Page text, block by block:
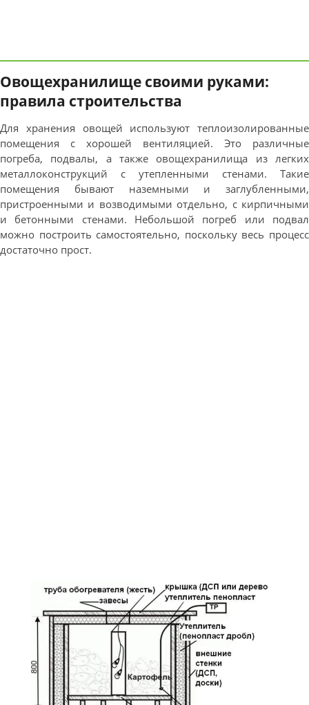
Овощехранилище своими руками:
правила строительства
Для хранения овощей используют теплоизолированные
помещения с хорошей вентиляцией. Это различные
погреба, подвалы, а также овощехранилища из легких
металлоконструкций с утепленными стенами. Такие
помещения бывают наземными и заглубленными,
пристроенными и возводимыми отдельно, с кирпичными
и бетонными стенами. Небольшой погреб или подвал
можно построить самостоятельно, поскольку весь процесс
достаточно прост.